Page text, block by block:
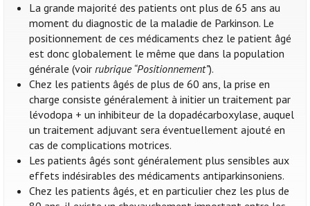
La grande majorité des patients ont plus de 65 ans au
moment du diagnostic de la maladie de Parkinson. Le
positionnement de ces médicaments chez le patient âgé
est donc globalement le même que dans la population
générale (voirrubrique “Positionnement”).
Chez les patients âgés de plus de 60 ans, la prise en
charge consiste généralement à initier un traitement par
lévodopa + un inhibiteur de la dopadécarboxylase, auquel
un traitement adjuvant sera éventuellement ajouté en
cas de complications motrices.
Les patients âgés sont généralement plus sensibles aux
effets indésirables des médicaments antiparkinsoniens.
Chez les patients âgés, et en particulier chez les plus de